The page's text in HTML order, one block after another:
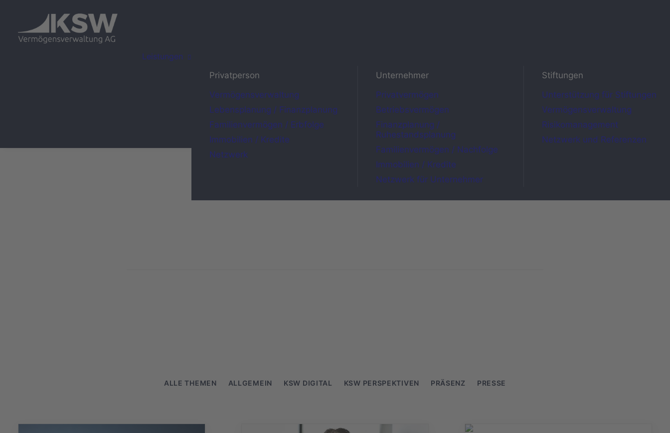
Leistungen
Privatperson
Vermögensverwaltung
Lebensplanung / Finanzplanung
Familienvermögen / Erbfolge
Immobilien / Kredite
Netzwerk
Unternehmer
Privatvermögen
Betriebsvermögen
Finanzplanung /
Ruhestandsplanung
Familienvermögen / Nachfolge
Immobilien / Kredite
Netzwerk für Unternehmer
Stiftungen
Unterstützung für Stiftungen
Vermögensverwaltung
Risikomanagement
Netzwerk und Referenzen
ALLE THEMEN ALLGEMEIN KSW DIGITAL KSW PERSPEKTIVEN PRÄ­SENZ PRESSE